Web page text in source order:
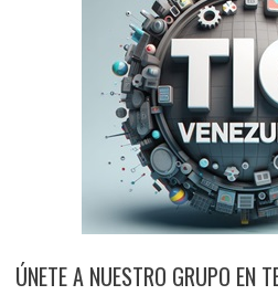
ÚNETE A NUESTRO GRUPO EN